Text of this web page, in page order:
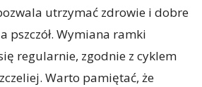
utrzymać zdrowie i dobre
pszczół. Wymiana ramki
regularnie, zgodnie z cyklem
Warto pamiętać, że